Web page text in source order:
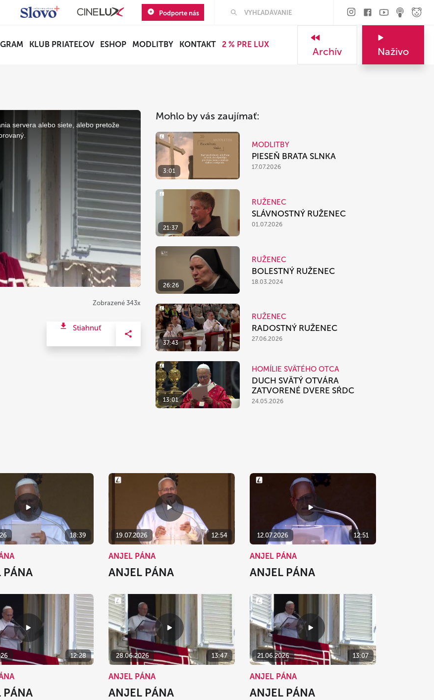
Podporte nás
KLUB PRIATEĽOV ESHOP MODLITBY KONTAKT 2 % PRE LUX
Archív Naživo
servera alebo siete, alebo pretože
Zobrazené 343x
Stiahnuť
Mohlo by vás zaujímať:
3:01
MODLITBY
PIESEŇ BRATA SLNKA
17.07.2026
21:37
RUŽENEC
SLÁVNOSTNÝ RUŽENEC
01.07.2026
26:26
RUŽENEC
BOLESTNÝ RUŽENEC
18.03.2024
37:43
RUŽENEC
RADOSTNÝ RUŽENEC
27.06.2026
13:01
HOMÍLIE SVÄTÉHO OTCA
DUCH SVÄTÝ OTVÁRA
ZATVORENÉ DVERE SŔDC
24.05.2026
18:39
PÁNA
19.07.2026 12:54
ANJEL PÁNA
ANJEL PÁNA
12.07.2026 12:51
ANJEL PÁNA
ANJEL PÁNA
12:28
PÁNA
28.06.2026 13:47
ANJEL PÁNA
ANJEL PÁNA
21.06.2026 13:07
ANJEL PÁNA
ANJEL PÁNA